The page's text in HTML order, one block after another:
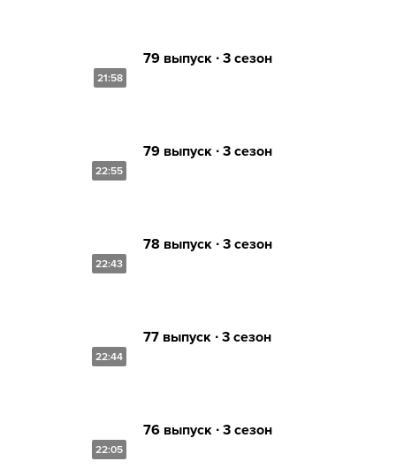
21:58
79 выпуск ∙ 3 сезон
22:55
79 выпуск ∙ 3 сезон
22:43
78 выпуск ∙ 3 сезон
22:44
77 выпуск ∙ 3 сезон
22:05
76 выпуск ∙ 3 сезон